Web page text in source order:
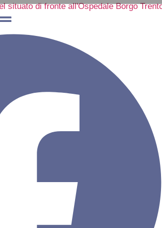
67 SÄULEN
… ein Projekt, das
ist das im Jahr 2021 ins Leben gerufene
Außenmauer der Arena symbolisch
Geste verwandelt, indem sie
um das Denkmal vereint.
zu einem internationalen Vorbild für
den ersten Monaten des Jahres 2025